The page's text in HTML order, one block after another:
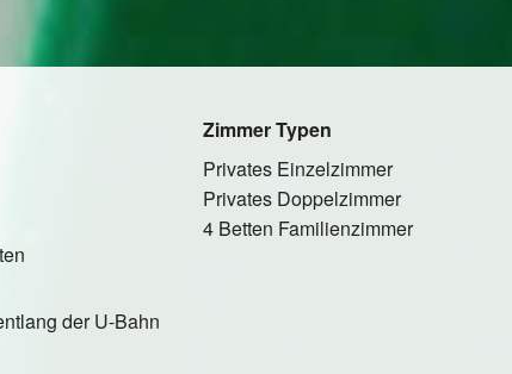
der U-Bahn
Zimmer Typen
Privates Einzelzimmer
Privates Doppelzimmer
4 Betten Familienzimmer